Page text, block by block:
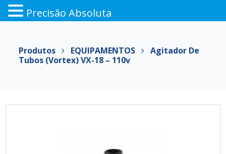
conteúdo
Produtos EQUIPAMENTOS
Agitador De
Tubos (vortex) VX-18 – 110v
Precisão Absoluta